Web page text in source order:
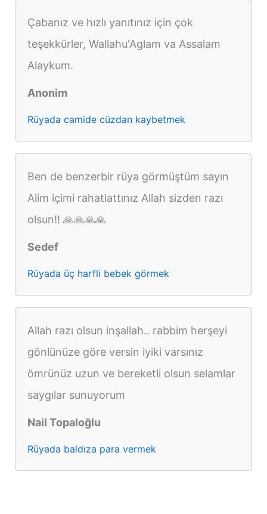
Çabanız ve hızlı yanıtınız için çok
teşekkürler, Wallahu'Aglam va Assalam
Alaykum.
Anonim
Rüyada camide cüzdan kaybetmek
Ben de benzerbir rüya görmüştüm sayın
Alim içimi rahatlattınız Allah sizden razı
olsun!! 🙏🙏🙏🙏
Sedef
Rüyada üç harfli bebek görmek
Allah razı olsun inşallah.. rabbim herşeyi
gönlünüze göre versin iyiki varsınız
ömrünüz uzun ve bereketli olsun selamlar
saygılar sunuyorum
Nail Topaloğlu
Rüyada baldıza para vermek